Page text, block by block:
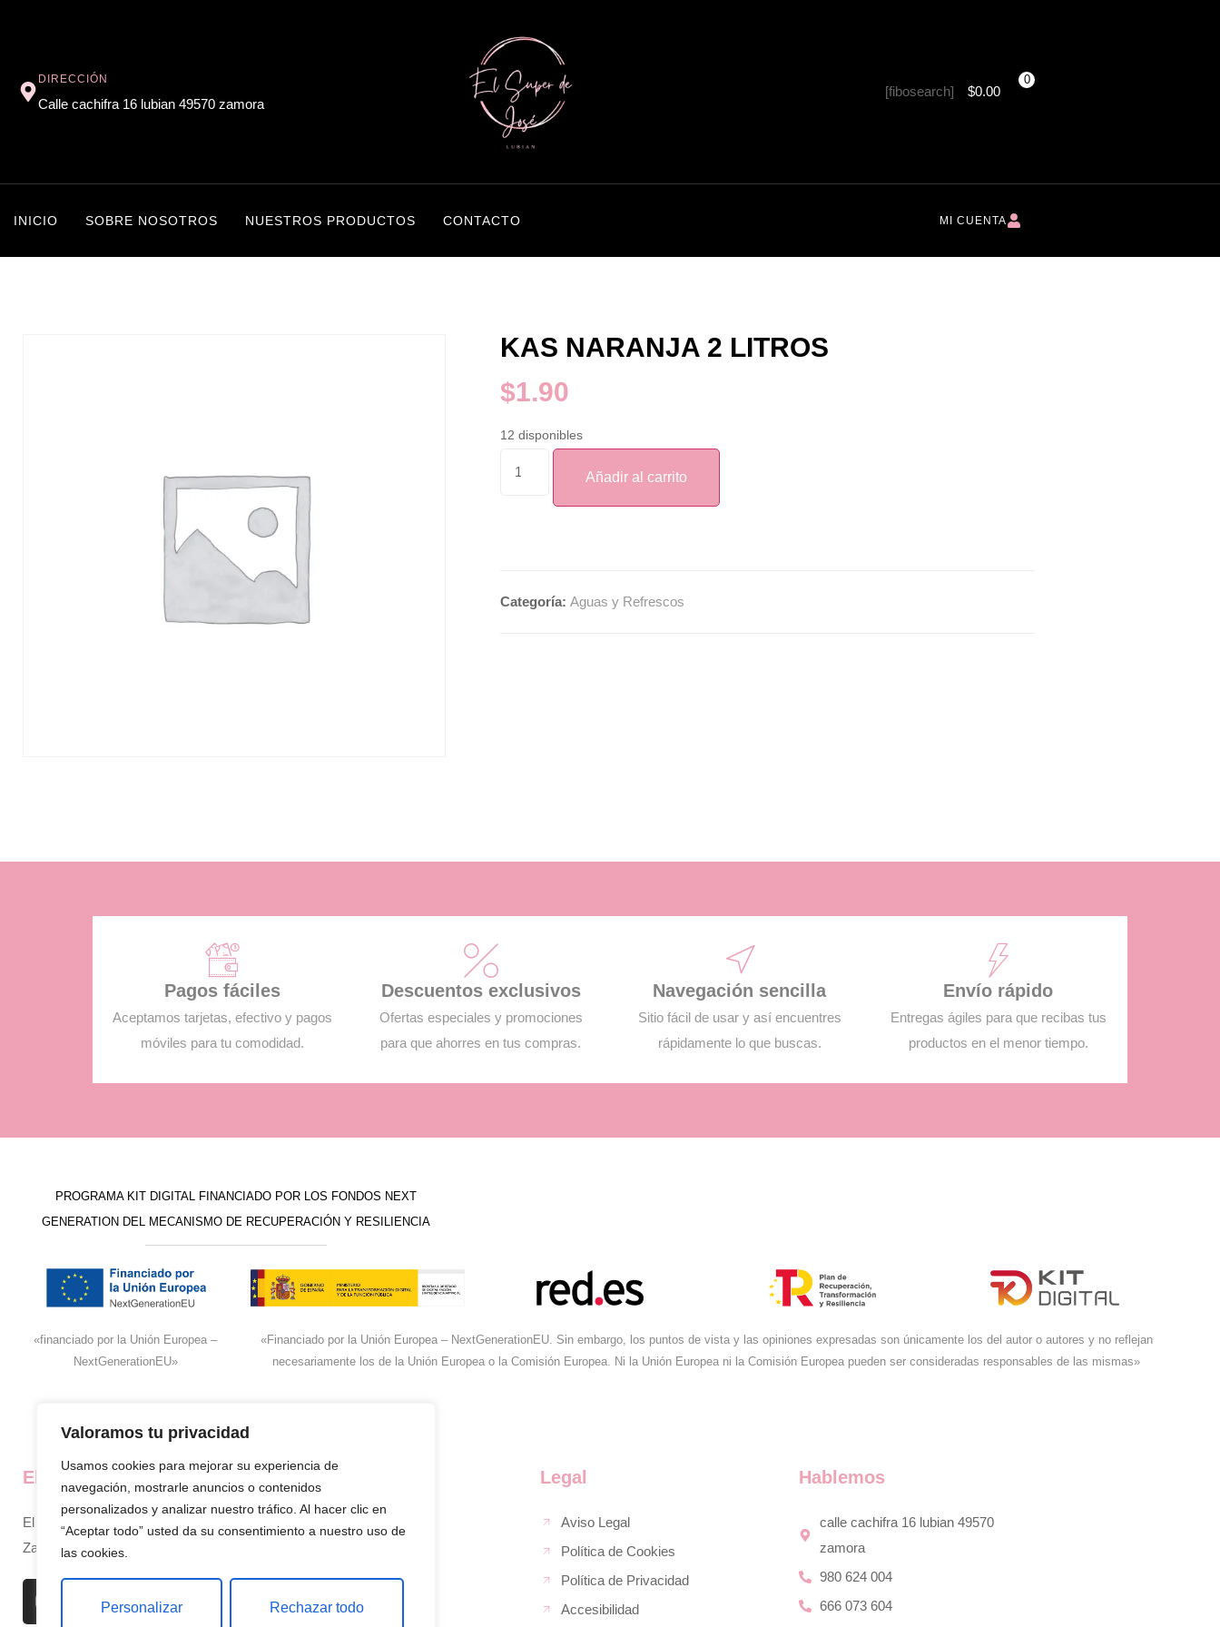
Valoramos tu privacidad
Usamos cookies para mejorar su experiencia de
navegación, mostrarle anuncios o contenidos
personalizados y analizar nuestro tráfico. Al hacer clic en
“Aceptar todo” usted da su consentimiento a nuestro uso de
las cookies.
Personalizar Rechazar todo
DIRECCIÓN
Calle cachifra 16 lubian 49570 zamora
[fibosearch] $0.00
0
INICIO SOBRE NOSOTROS NUESTROS PRODUCTOS CONTACTO MI CUENTA
KAS NARANJA 2 LITROS
$1.90
12 disponibles
Añadir al carrito
Categoría: Aguas y Refrescos
Pagos fáciles
Aceptamos tarjetas, efectivo y pagos
móviles para tu comodidad.
Descuentos exclusivos
Ofertas especiales y promociones
para que ahorres en tus compras.
Navegación sencilla
Sitio fácil de usar y así encuentres
rápidamente lo que buscas.
Envío rápido
Entregas ágiles para que recibas tus
productos en el menor tiempo.
PROGRAMA KIT DIGITAL FINANCIADO POR LOS FONDOS NEXT
GENERATION DEL MECANISMO DE RECUPERACIÓN Y RESILIENCIA
«financiado por la Unión Europea –
NextGenerationEU»
«Financiado por la Unión Europea – NextGenerationEU. Sin embargo, los puntos de vista y las opiniones expresadas son únicamente los del autor o autores y no reflejan
necesariamente los de la Unión Europea o la Comisión Europea. Ni la Unión Europea ni la Comisión Europea pueden ser consideradas responsables de las mismas»
El super de José
El supermercado de confianza en
Zamora, siempre cerca de ti.
La empresa
Productos
Contacto
Legal
Aviso Legal
Política de Cookies
Política de Privacidad
Accesibilidad
Hablemos
calle cachifra 16 lubian 49570
zamora
980 624 004
666 073 604